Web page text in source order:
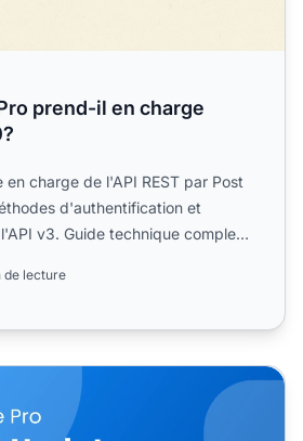
prend-il en charge
en charge de l'API REST par Post
d'authentification et
v3. Guide technique complet
de lecture
jour produit Post Affiliate Pro :